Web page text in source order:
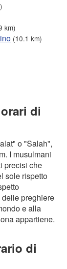
km)
(10.1 km)
di
o "Salah",
I musulmani
precisi che
sole rispetto
preghiere
e alla
appartiene.
di